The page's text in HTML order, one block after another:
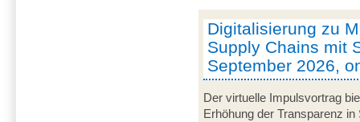
Digitalisierung zu
Supply Chains mit
September 2026,
Der virtuelle Impulsvortrag
Erhöhung der Transparenz